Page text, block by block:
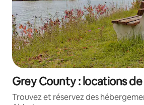
Grey County : locations
Trouvez et réservez des